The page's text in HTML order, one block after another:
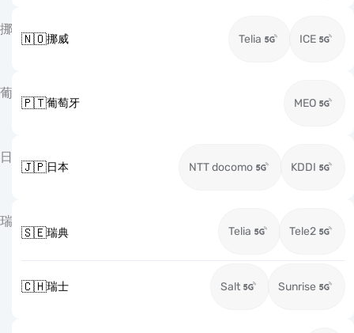
挪
🇳🇴挪威 Telia ICE
葡
🇵🇹葡萄牙 MEO
日
🇯🇵日本 NTT docomo KDDI
瑞
🇸🇪瑞典 Telia Tele2
🇨🇭瑞士 Salt Sunrise